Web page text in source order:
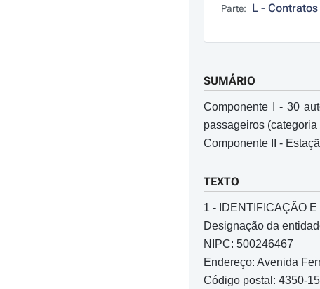
Parte: L -
SUMÁRIO
Componente I - 30
passageiros (categoria
Componente II -
TEXTO
1 - IDENTIFICAÇÃO
Designação da
NIPC: 500246467
Endereço: Avenida
Código postal: 4350-